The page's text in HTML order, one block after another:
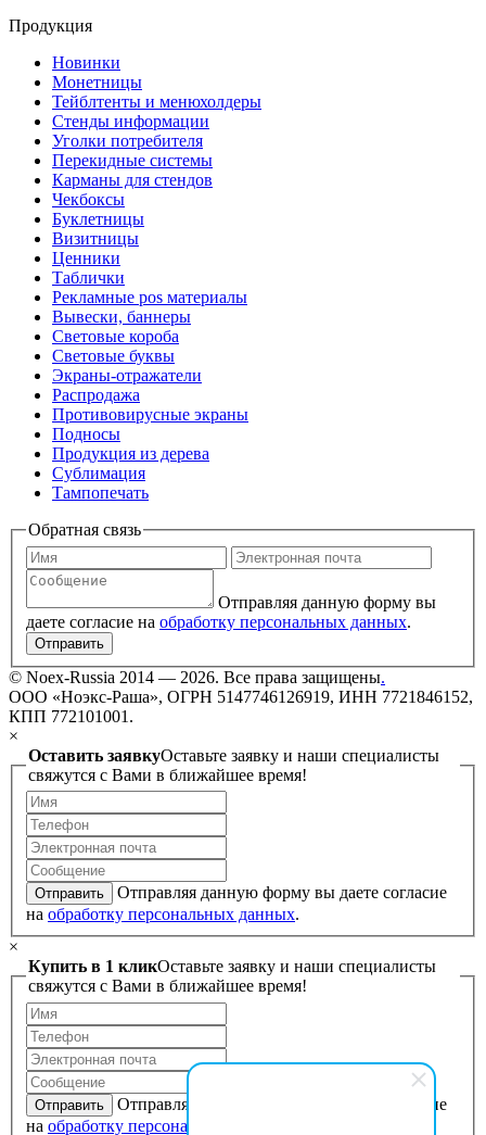
Продукция
Новинки
Монетницы
Тейблтенты и менюхолдеры
Стенды информации
Уголки потребителя
Перекидные системы
Карманы для стендов
Чекбоксы
Буклетницы
Визитницы
Ценники
Таблички
Рекламные pos материалы
Вывески, баннеры
Световые короба
Световые буквы
Экраны-отражатели
Распродажа
Противовирусные экраны
Подносы
Продукция из дерева
Сублимация
Тампопечать
Обратная связь
Отправляя данную форму вы
даете согласие на обработку персональных данных.
Отправить
© Noex-Russia 2014 — 2026. Все права защищены.
ООО «Ноэкс-Раша», ОГРН 5147746126919, ИНН 7721846152,
КПП 772101001.
×
Оставить заявкуОставьте заявку и наши специалисты
свяжутся с Вами в ближайшее время!
Отправить
Отправляя данную форму вы даете согласие
на обработку персональных данных.
×
Купить в 1 кликОставьте заявку и наши специалисты
свяжутся с Вами в ближайшее время!
Отправить
Отправляя данную форму вы даете согласие
на обработку персональных данных